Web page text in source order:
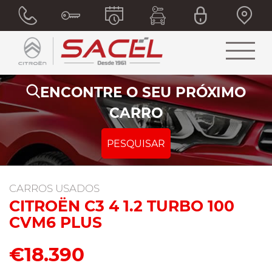
ENCONTRE O SEU PRÓXIMO
CARRO
PESQUISAR
CARROS USADOS
CITROËN C3 4 1.2 TURBO 100
CVM6 PLUS
€18.390